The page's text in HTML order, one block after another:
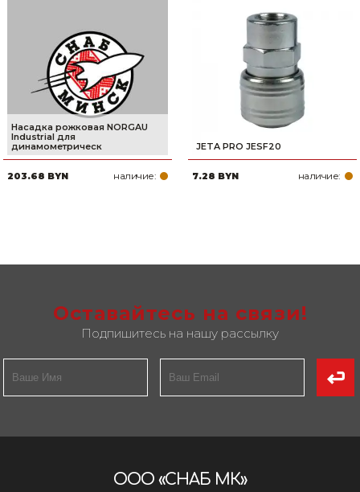
Насадка рожковая NORGAU
Industrial для
динамометрическ
203.68 BYN наличие:
JETA PRO JESF20
7.28 BYN наличие:
Оставайтесь на связи!
Подпишитесь на нашу рассылку
ООО «СНАБ МК»